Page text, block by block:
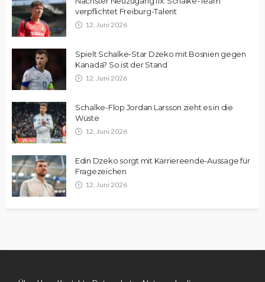
verpflichtet Freiburg-Talent
12. Juni 2026
Spielt Schalke-Star Dzeko mit Bosnien gegen
Kanada? So ist der Stand
12. Juni 2026
Schalke-Flop Jordan Larsson zieht es in die
Wüste
12. Juni 2026
Edin Dzeko sorgt mit Karriereende-Aussage für
Fragezeichen
12. Juni 2026